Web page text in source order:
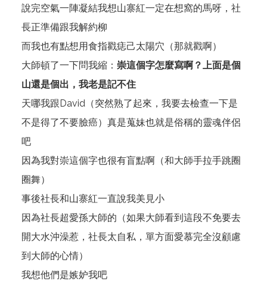
說完空氣一陣凝結我想山寨紅一定在想窩的馬呀，社
長正準備跟我解約柳
而我也有點想用食指戳痣己太陽穴（那就戳啊）
大師頓了一下問我縮： 崇這個字怎麼寫啊？上面是個
山還是個出，我老是記不住
天哪我跟David（突然熟了起來，我要去檢查一下是
不是得了不要臉癌）真是蒐妹也就是俗稱的靈魂伴侶
吧
因為我對崇這個字也很有盲點啊（和大師手拉手跳圈
圈舞）
事後社長和山寨紅一直說我美見小
因為社長超愛孫大師的（如果大師看到這段不免要去
開大水沖澡惹，社長太自私，單方面愛慕完全沒顧慮
到大師的心情）
我想他們是嫉妒我吧